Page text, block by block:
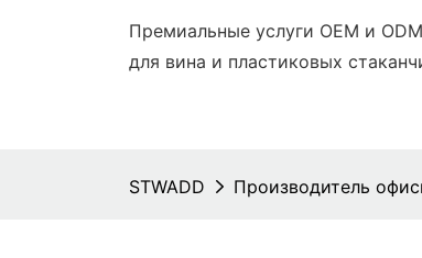
Премиальные услуги OEM и
для вина и пластиковых
STWADD Производитель